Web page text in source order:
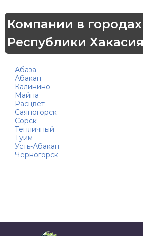
Компании в городах
Республики Хакасия
Абаза
Абакан
Калинино
Майна
Расцвет
Саяногорск
Сорск
Тепличный
Туим
Усть-Абакан
Черногорск